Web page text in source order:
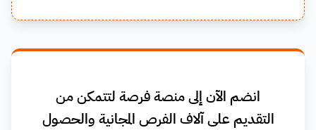
انضم الآن إلى منصة فرصة لتتمكن من
التقديم على آلاف الفرص المجانية والحصول